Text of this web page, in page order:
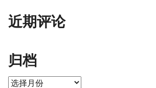
近期评论
归档
归